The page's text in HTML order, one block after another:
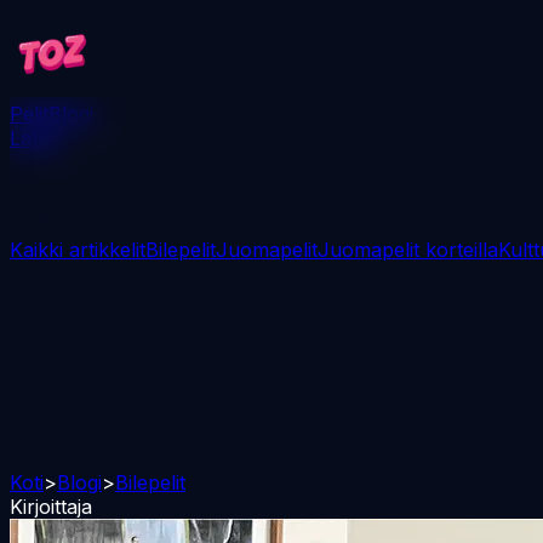
PelitBlogi
Lataa
Kaikki artikkelitBilepelitJuomapelitJuomapelit korteilla
Koti>Blogi>Bilepelit
Kirjoittaja